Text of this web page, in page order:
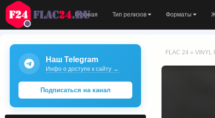
Главная Тип релизов Форматы
FLAC 24 » VINYL
Наш Telegram
Инфо о доступе к сайту →
Подписаться на канал